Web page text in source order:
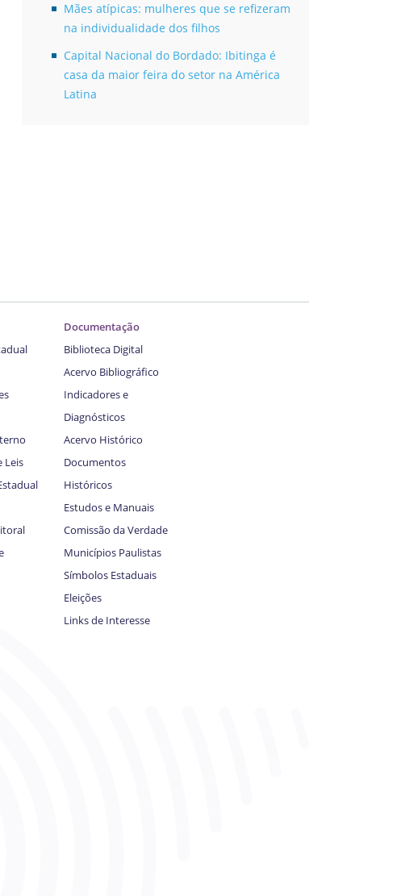
Mães atípicas: mulheres que se refizeram
na individualidade dos filhos
Capital Nacional do Bordado: Ibitinga é
casa da maior feira do setor na América
Latina
Leis
Documentação
Biblioteca Digital
Acervo Bibliográfico
Indicadores e
Diagnósticos
Acervo Histórico
Documentos
Históricos
Estudos e Manuais
Comissão da Verdade
Municípios Paulistas
Símbolos Estaduais
Eleições
Links de Interesse